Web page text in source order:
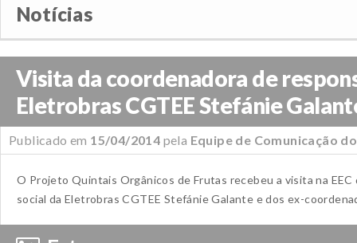
Notícias
Visita da coordenadora de
Eletrobras CGTEE Stefánie
Publicado em 15/04/2014 pela Equipe de Comunicação
O Projeto Quintais Orgânicos de Frutas recebeu a visita na
social da Eletrobras CGTEE Stefánie Galante e dos ex-